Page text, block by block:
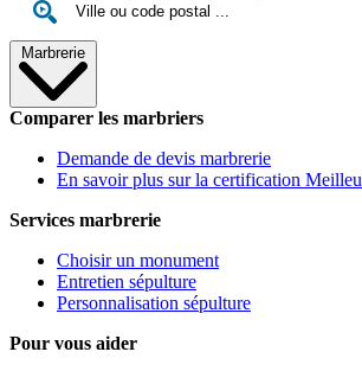
Marbrerie
Comparer les marbriers
Demande de devis marbrerie
En savoir plus sur la certification
Services marbrerie
Choisir un monument
Entretien sépulture
Personnalisation sépulture
Pour vous aider